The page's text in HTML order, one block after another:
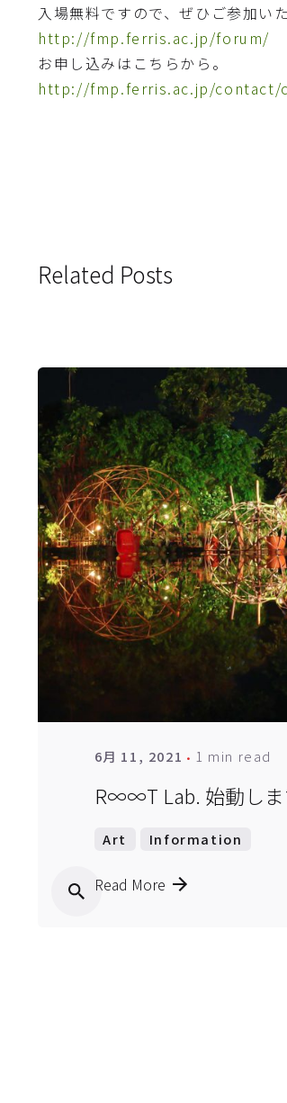
入場無料ですので、ぜひご参加い
http://fmp.ferris.ac.jp/forum/
お申し込みはこちらから。
http://fmp.ferris.ac.jp/contact/
Related Posts
6月 11, 2021 1 min read
R∞∞T Lab. 始動しま
Art Information
Read More